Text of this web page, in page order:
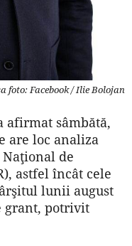
foto: Facebook / Ilie Bolojan
sâmbătă,
are loc analiza
de
astfel încât cele
lunii august
grant, potrivit